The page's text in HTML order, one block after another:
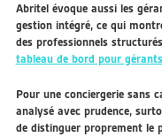
Abritel évoque aussi les
gestion intégré, ce qui
des professionnels
tableau de bord pour
Pour une conciergerie sans
analysé avec prudence,
de distinguer proprement le